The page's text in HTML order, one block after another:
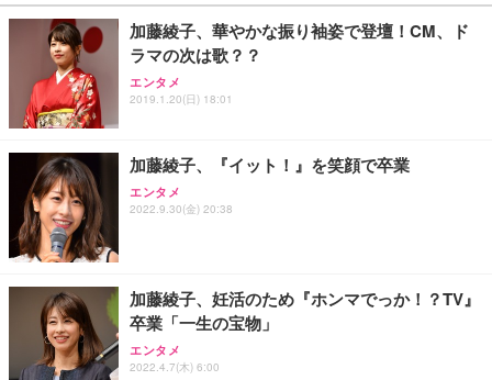
Sezlife オフィスチェア デスクチェア 疲れない テレ
ワーク チェア 強化バックレスト 30度ロッキング機
能 人間工学 椅子 腰サポート 90度跳ね上げ式アーム
ョン PCチェア 通気性メッシュ ゲーミング/勉強/事
務用 おしゃれ パソコンチェア (ブラック)
Sezlife オフィスチェア デスクチェア 疲れない テレ
ワーク チェア 強化バックレスト 30度ロッキング機
務用 おしゃれ パソコンチェア (ホワイト)
ANDWINT オフィスチェア デスクチェア 肘なし メ
ッシュ 通気性 ランバーサポート付き 腰サポート ガ
ス圧無段階昇降 360度回転 キャスター付き コンパク
￥109,572
【純正品】27"ゲーミングモニター DualSense 充電
フック付き（CFI-ZDM1J）
【整備済み品】Dell E2724HS 27インチ 液晶モニタ
ー フルHD（1920×1080）VA 非光沢 HDMI/DisplayP
【MiniLED/24.5inch/280Hz/FHD】GRAPHT THE S
HOOTER Gaming Monitor 24” Essential ゲーミン
グモニター QD 24.5インチ 1ms FHD 量子ドット 残
ネオ・ルーライフ ネオ・オムツ L 中型犬用 26枚入
り 単品
Smart Basic(スマートベーシック) 【Amazon.co.jp
限定】 Smart Basic アイリスオーヤマ ペットシーツ
アイリスオーヤマ ペットシーツ 超厚型 お徳用 レギ
ュラー 200枚入【Amazon.co.jp限定】
加藤綾子、華やかな振り袖姿で登壇！CM、ド
ラマの次は歌？？
エンタメ
2019.1.20(日) 18:01
加藤綾子、『イット！』を笑顔で卒業
エンタメ
2022.9.30(金) 20:38
加藤綾子、妊活のため『ホンマでっか！？TV』
卒業「一生の宝物」
エンタメ
2022.4.7(木) 6:00